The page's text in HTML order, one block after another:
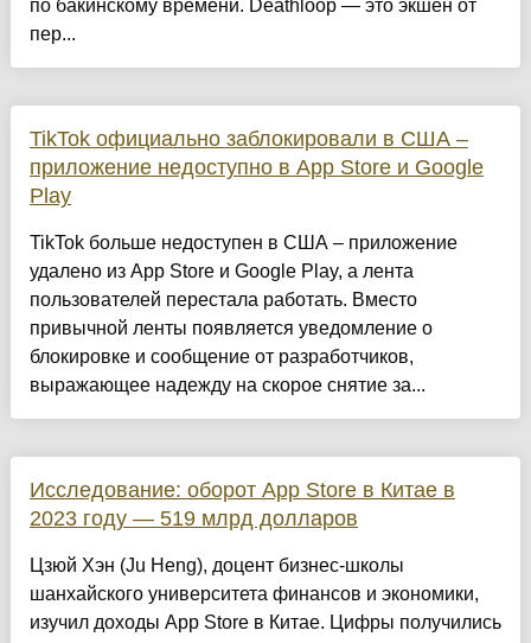
по бакинскому времени. Deathloop — это экшен от
пер...
TikTok официально заблокировали в США –
приложение недоступно в App Store и Google
Play
TikTok больше недоступен в США – приложение
удалено из App Store и Google Play, а лента
пользователей перестала работать. Вместо
привычной ленты появляется уведомление о
блокировке и сообщение от разработчиков,
выражающее надежду на скорое снятие за...
Исследование: оборот App Store в Китае в
2023 году — 519 млрд долларов
Цзюй Хэн (Ju Heng), доцент бизнес-школы
шанхайского университета финансов и экономики,
изучил доходы App Store в Китае. Цифры получились